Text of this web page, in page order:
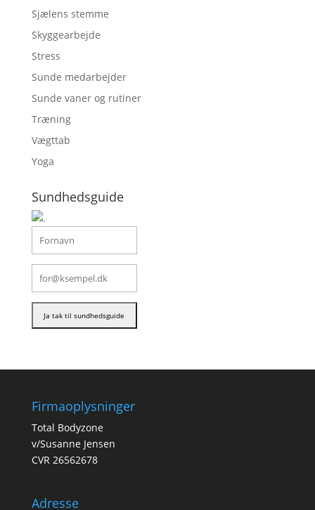
Sjælens stemme
Skyggearbejde
Stress
Sunde medarbejder
Sunde vaner og rutiner
Træning
Vægttab
Yoga
Sundhedsguide
Firmaoplysninger
Total Bodyzone
v/Susanne Jensen
CVR 26562678
Adresse